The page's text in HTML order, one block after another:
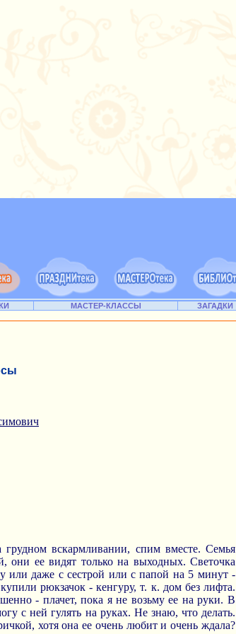
МАСТЕР-КЛАССЫ ЗАГАДКИ
вскармливании, спим вместе. Семья
они ее видят только на выходных. Светочка
или даже с сестрой или с папой на 5 минут -
рюкзачок - кенгуру, т. к. дом без лифта.
- плачет, пока я не возьму ее на руки. В
с ней гулять на руках. Не знаю, что делать.
хотя она ее очень любит и очень ждала?